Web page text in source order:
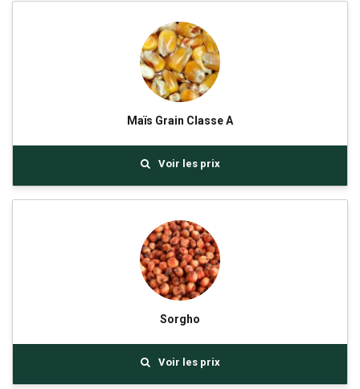
Maïs Grain Classe A
Voir les prix
Sorgho
Voir les prix